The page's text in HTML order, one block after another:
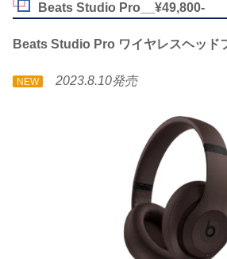
Beats Studio Pro__¥49,800-
Beats Studio Pro ワイヤレスヘッド
NEW 2023.8.10発売